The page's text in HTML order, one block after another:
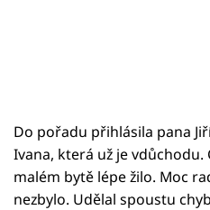
Do pořadu přihlásila pana
Ivana, která už je vdůchodu.
malém bytě lépe žilo. Moc
nezbylo. Udělal spoustu